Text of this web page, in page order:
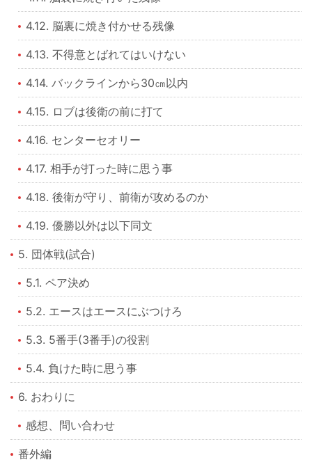
4.12. 脳裏に焼き付かせる残像
4.13. 不得意とばれてはいけない
4.14. バックラインから30㎝以内
4.15. ロブは後衛の前に打て
4.16. センターセオリー
4.17. 相手が打った時に思う事
4.18. 後衛が守り、前衛が攻めるのか
4.19. 優勝以外は以下同文
5. 団体戦(試合)
5.1. ペア決め
5.2. エースはエースにぶつけろ
5.3. 5番手(3番手)の役割
5.4. 負けた時に思う事
6. おわりに
感想、問い合わせ
番外編